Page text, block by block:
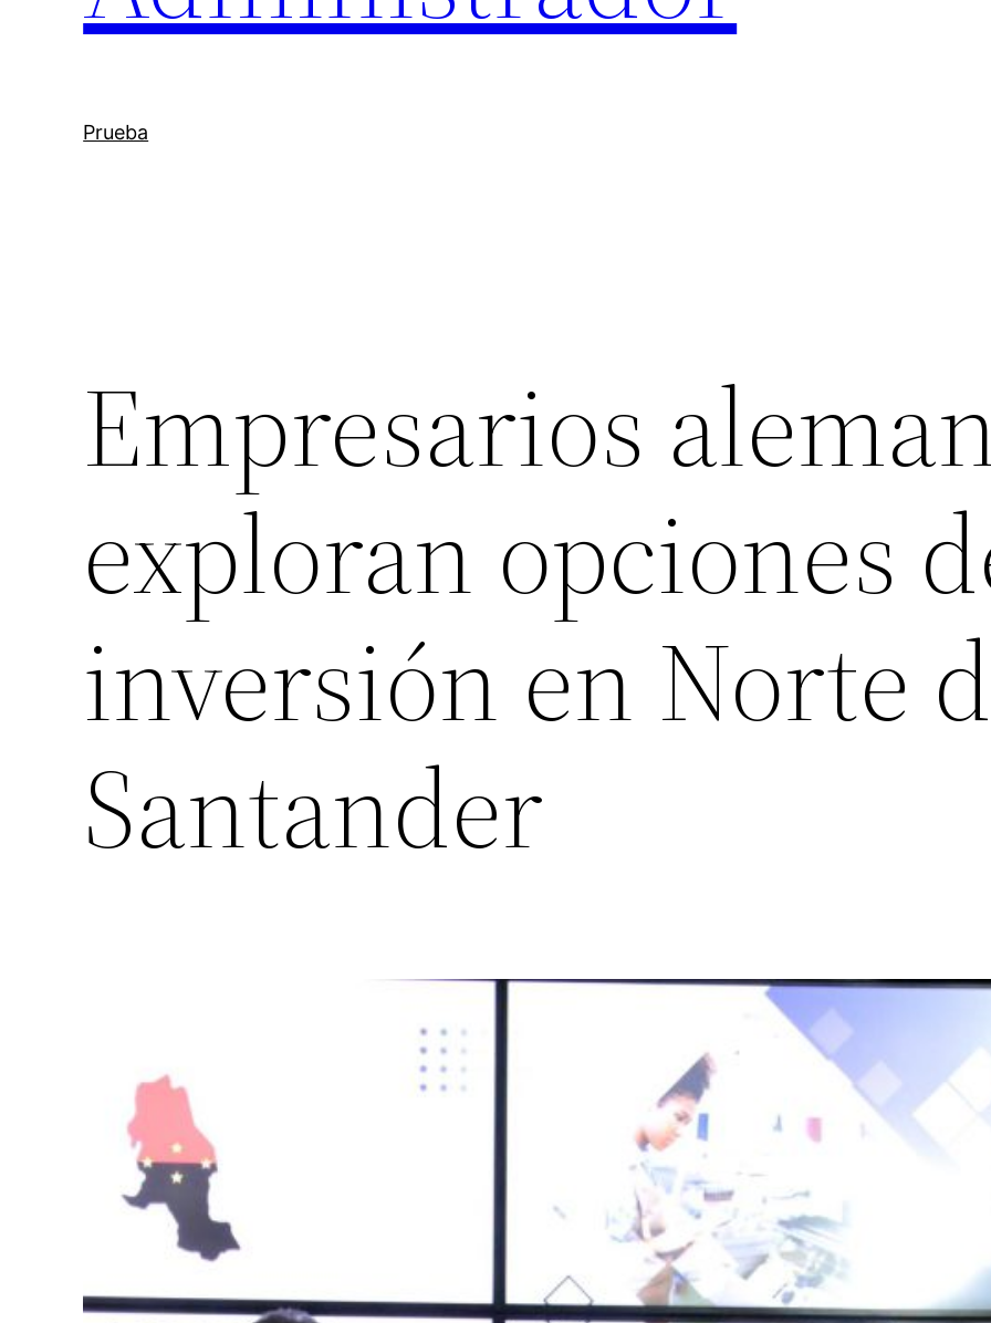
Prueba
Empresarios
exploran opciones
inversión en Norte
Santander